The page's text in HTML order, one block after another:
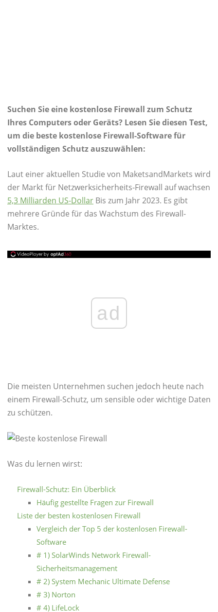
Suchen Sie eine kostenlose Firewall zum Schutz
Ihres Computers oder Geräts? Lesen Sie diesen Test,
um die beste kostenlose Firewall-Software für
vollständigen Schutz auszuwählen:
Laut einer aktuellen Studie von MaketsandMarkets wird
der Markt für Netzwerksicherheits-Firewall auf wachsen
5,3 Milliarden US-Dollar Bis zum Jahr 2023. Es gibt
mehrere Gründe für das Wachstum des Firewall-
Marktes.
ad
Die meisten Unternehmen suchen jedoch heute nach
einem Firewall-Schutz, um sensible oder wichtige Daten
zu schützen.
Was du lernen wirst:
Firewall-Schutz: Ein Überblick
Häufig gestellte Fragen zur Firewall
Liste der besten kostenlosen Firewall
Vergleich der Top 5 der kostenlosen Firewall-
Software
# 1) SolarWinds Network Firewall-
Sicherheitsmanagement
# 2) System Mechanic Ultimate Defense
# 3) Norton
# 4) LifeLock